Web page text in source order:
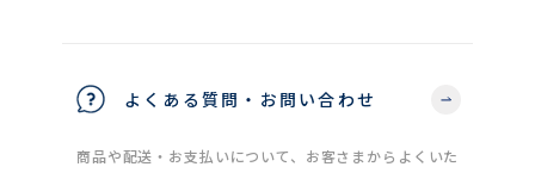
よくある質問・お問い合わせ
商品や配送・お支払いについて、お客さまからよくいた